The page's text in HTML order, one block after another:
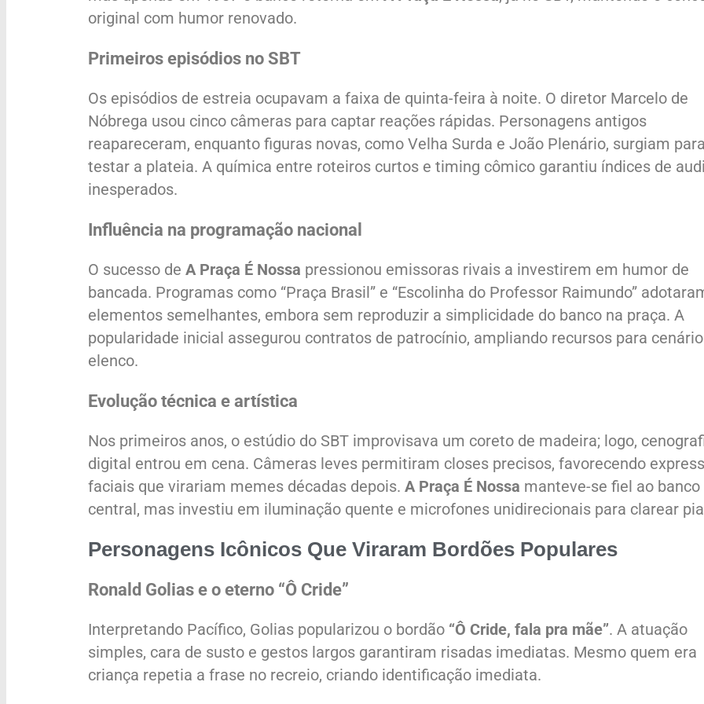
original com humor renovado.
Primeiros episódios no SBT
Os episódios de estreia ocupavam a faixa de quinta-feira à noite. O diretor Marcelo de
Nóbrega usou cinco câmeras para captar reações rápidas. Personagens antigos
reapareceram, enquanto figuras novas, como Velha Surda e João Plenário, surgiam para
testar a plateia. A química entre roteiros curtos e timing cômico garantiu índices de
inesperados.
Influência na programação nacional
O sucesso de A Praça É Nossa pressionou emissoras rivais a investirem em humor de
bancada. Programas como “Praça Brasil” e “Escolinha do Professor Raimundo”
elementos semelhantes, embora sem reproduzir a simplicidade do banco na praça. A
popularidade inicial assegurou contratos de patrocínio, ampliando recursos para
elenco.
Evolução técnica e artística
Nos primeiros anos, o estúdio do SBT improvisava um coreto de madeira; logo,
digital entrou em cena. Câmeras leves permitiram closes precisos, favorecendo
faciais que virariam memes décadas depois. A Praça É Nossa manteve-se fiel ao banco
central, mas investiu em iluminação quente e microfones unidirecionais para clarear
Personagens Icônicos Que Viraram Bordões Populares
Ronald Golias e o eterno “Ô Cride”
Interpretando Pacífico, Golias popularizou o bordão “Ô Cride, fala pra mãe”. A atuação
simples, cara de susto e gestos largos garantiram risadas imediatas. Mesmo quem era
criança repetia a frase no recreio, criando identificação imediata.